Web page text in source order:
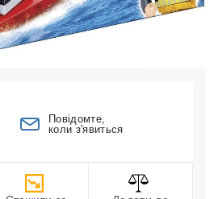
Повідомте,
коли з'явиться